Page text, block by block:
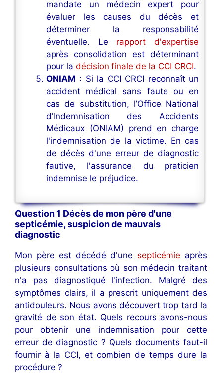
mandate un médecin expert pour
évaluer les causes du décès et
déterminer la responsabilité
éventuelle. Le rapport d'expertise
après consolidation est déterminant
pour la décision finale de la CCI CRCI.
ONIAM : Si la CCI CRCI reconnaît un
accident médical sans faute ou en
cas de substitution, l’Office National
d'Indemnisation des Accidents
Médicaux (ONIAM) prend en charge
l'indemnisation de la victime. En cas
de décès d'une erreur de diagnostic
fautive, l'assurance du praticien
indemnise le préjudice.
Question 1 Décès de mon père d'une
septicémie, suspicion de mauvais
diagnostic
Mon père est décédé d'une septicémie après
plusieurs consultations où son médecin traitant
n'a pas diagnostiqué l'infection. Malgré des
symptômes clairs, il a prescrit uniquement des
antidouleurs. Nous avons découvert trop tard la
gravité de son état. Quels recours avons-nous
pour obtenir une indemnisation pour cette
erreur de diagnostic ? Quels documents faut-il
fournir à la CCI, et combien de temps dure la
procédure ?